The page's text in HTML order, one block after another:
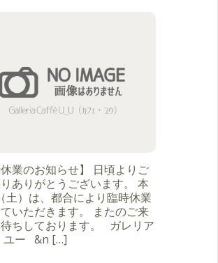
休業のお知らせ】 日頃よりご
ありがとうございます。 本
土）は、都合により臨時休業
いただきます。 またのご来
ちしております。 ガレリア
ユー &n […]